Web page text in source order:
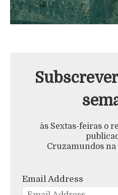
às Sextas-feiras o
Cruzamundos
Email Address